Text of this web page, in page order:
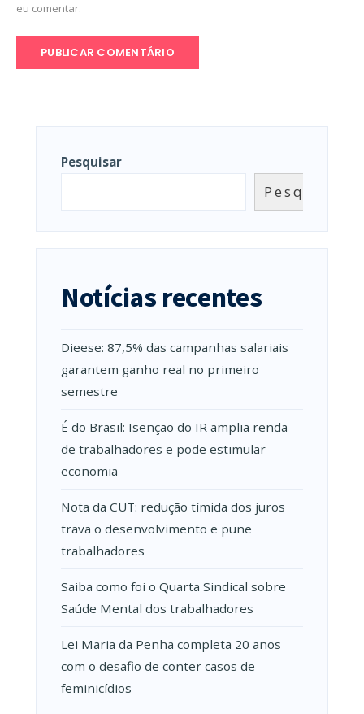
eu comentar.
Pesquisar
Pesquisar
Notícias recentes
Dieese: 87,5% das campanhas salariais
garantem ganho real no primeiro
semestre
É do Brasil: Isenção do IR amplia renda
de trabalhadores e pode estimular
economia
Nota da CUT: redução tímida dos juros
trava o desenvolvimento e pune
trabalhadores
Saiba como foi o Quarta Sindical sobre
Saúde Mental dos trabalhadores
Lei Maria da Penha completa 20 anos
com o desafio de conter casos de
feminicídios